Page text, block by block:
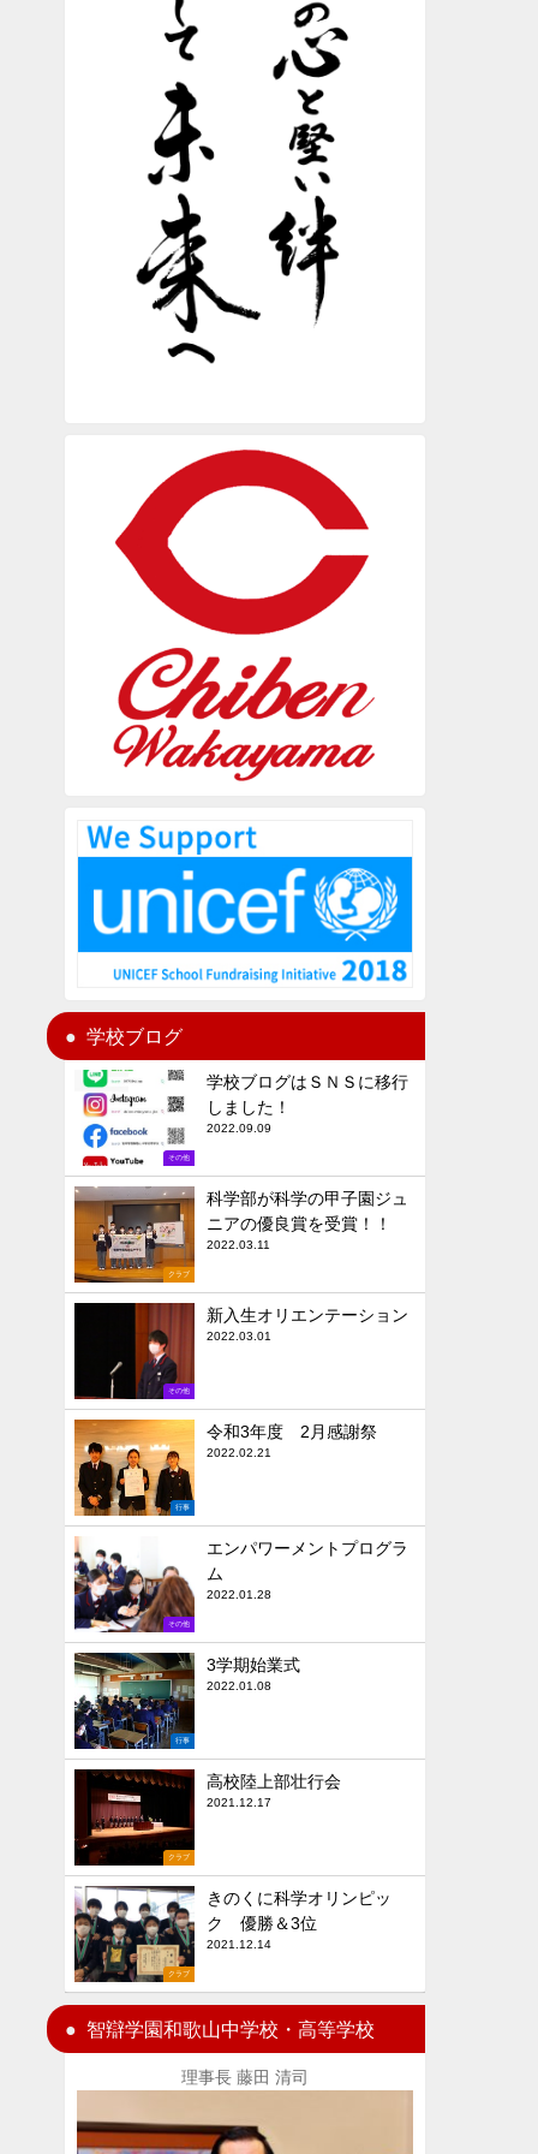
学校ブログ
その他
学校ブログはＳＮＳに移行
しました！
2022.09.09
クラブ
科学部が科学の甲子園ジュ
ニアの優良賞を受賞！！
2022.03.11
その他
新入生オリエンテーション
2022.03.01
行事
令和3年度 2月感謝祭
2022.02.21
その他
エンパワーメントプログラ
ム
2022.01.28
行事
3学期始業式
2022.01.08
クラブ
高校陸上部壮行会
2021.12.17
クラブ
きのくに科学オリンピッ
ク 優勝＆3位
2021.12.14
智辯学園和歌山中学校・高等学校
理事長 藤田 清司